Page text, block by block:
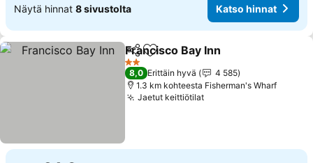
Näytä hinnat 8 sivustolta Katso hinnat
Jaa Lisää suosikkeihin
Francisco Bay Inn
2 Tähtiluokitus
8,0 Erittäin hyvä
4 585
1.3 km kohteesta Fisherman's Wharf
Jaetut keittiötilat